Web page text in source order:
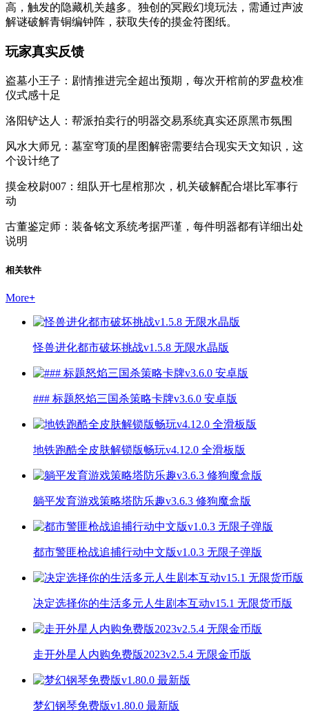
高，触发的隐藏机关越多。独创的冥殿幻境玩法，需通过声波
解谜破解青铜编钟阵，获取失传的摸金符图纸。
玩家真实反馈
盗墓小王子：剧情推进完全超出预期，每次开棺前的罗盘校准
仪式感十足
洛阳铲达人：帮派拍卖行的明器交易系统真实还原黑市氛围
风水大师兄：墓室穹顶的星图解密需要结合现实天文知识，这
个设计绝了
摸金校尉007：组队开七星棺那次，机关破解配合堪比军事行
动
古董鉴定师：装备铭文系统考据严谨，每件明器都有详细出处
说明
相关软件
More+
怪兽进化都市破坏挑战v1.5.8 无限水晶版
### 标题怒焰三国杀策略卡牌v3.6.0 安卓版
地铁跑酷全皮肤解锁版畅玩v4.12.0 全滑板版
躺平发育游戏策略塔防乐趣v3.6.3 修狗魔盒版
都市警匪枪战追捕行动中文版v1.0.3 无限子弹版
决定选择你的生活多元人生剧本互动v15.1 无限货币版
走开外星人内购免费版2023v2.5.4 无限金币版
梦幻钢琴免费版v1.80.0 最新版